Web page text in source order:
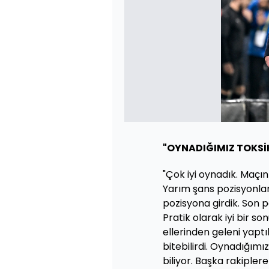
"OYNADIĞIMIZ
"Çok iyi oynadık.
Yarım şans
pozisyona girdik. Son
Pratik olarak iyi bir
ellerinden geleni
bitebilirdi.
biliyor. Başka